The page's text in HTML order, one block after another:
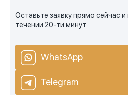
Оставьте заявку прямо сейчас
течении 20-ти минут
WhatsApp
Telegram